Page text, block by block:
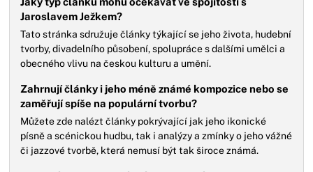
Jaroslavem Ježkem?
Tato stránka sdružuje články týkající se jeho života, hudební
tvorby, divadelního působení, spolupráce s dalšími umělci a
obecného vlivu na českou kulturu a umění.
Zahrnují články i jeho méně známé kompozice nebo se
zaměřují spíše na populární tvorbu?
Můžete zde nalézt články pokrývající jak jeho ikonické
písně a scénickou hudbu, tak i analýzy a zmínky o jeho vážné
či jazzové tvorbě, která nemusí být tak široce známá.